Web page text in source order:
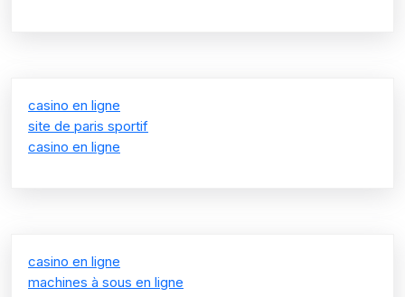
casino en ligne
site de paris sportif
casino en ligne
casino en ligne
machines à sous en ligne